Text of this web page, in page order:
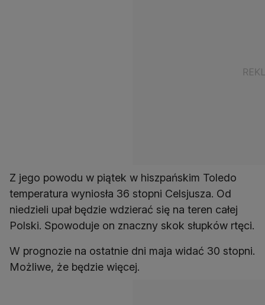
Z jego powodu w piątek w hiszpańskim Toledo
temperatura wyniosła 36 stopni Celsjusza. Od
niedzieli upał będzie wdzierać się na teren całej
Polski. Spowoduje on znaczny skok słupków rtęci.
W prognozie na ostatnie dni maja widać 30 stopni.
Możliwe, że będzie więcej.